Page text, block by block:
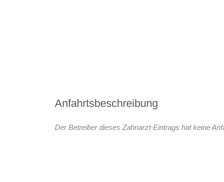
Anfahrtsbeschreibung
Der Betreiber dieses Zahnarzt-Eintrags hat keine